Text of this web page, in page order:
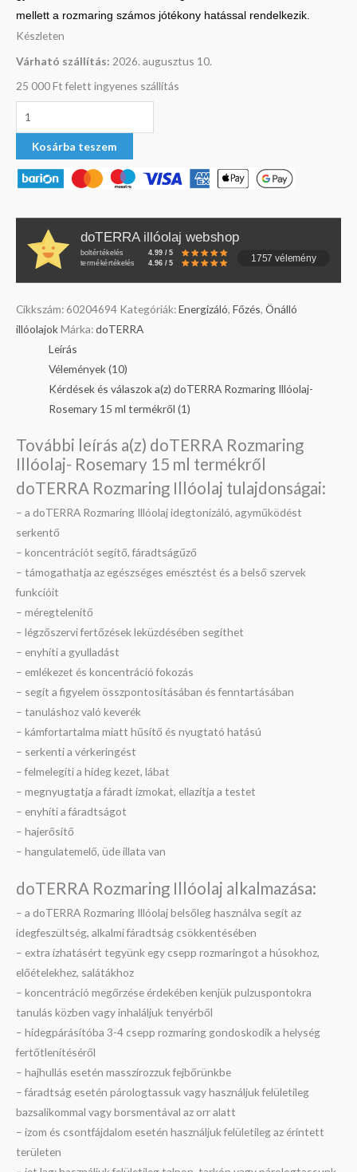
mellett a rozmaring számos jótékony hatással rendelkezik.
Készleten
Várható szállítás: 2026. augusztus 10.
25 000 Ft felett ingyenes szállítás
Kosárba teszem
doTERRA illóolaj webshop
boltértékelés 4.99 / 5
termékértékelés 4.96 / 5 1757 vélemény
Cikkszám: 60204694 Kategóriák:Energizáló, Főzés, Önálló
illóolajokMárka:doTERRA
Leírás
Vélemények (10)
Kérdések és válaszok a(z) doTERRA Rozmaring Illóolaj-
Rosemary 15 ml termékről (1)
További leírás a(z) doTERRA Rozmaring
Illóolaj- Rosemary 15 ml termékről
doTERRA Rozmaring Illóolaj tulajdonságai:
– a doTERRA Rozmaring Illóolaj idegtonizáló, agyműködést
serkentő
– koncentrációt segítő, fáradtságűző
– támogathatja az egészséges emésztést és a belső szervek
funkcióit
– méregtelenítő
– légzőszervi fertőzések leküzdésében segíthet
– enyhíti a gyulladást
– emlékezet és koncentráció fokozás
– segít a figyelem összpontosításában és fenntartásában
– tanuláshoz való keverék
– kámfortartalma miatt hűsítő és nyugtató hatású
– serkenti a vérkeringést
– felmelegíti a hideg kezet, lábat
– megnyugtatja a fáradt izmokat, ellazítja a testet
– enyhíti a fáradtságot
– hajerősítő
– hangulatemelő, üde illata van
doTERRA Rozmaring Illóolaj alkalmazása:
– a doTERRA Rozmaring Illóolaj belsőleg használva segít az
idegfeszültség, alkalmi fáradtság csökkentésében
– extra ízhatásért tegyünk egy csepp rozmaringot a húsokhoz,
előételekhez, salátákhoz
– koncentráció megőrzése érdekében kenjük pulzuspontokra
tanulás közben vagy inhaláljuk tenyérből
– hidegpárásítóba 3-4 csepp rozmaring gondoskodik a helység
fertőtlenítéséről
– hajhullás esetén masszírozzuk fejbőrünkbe
– fáradtság esetén párologtassuk vagy használjuk felületileg
bazsalikommal vagy borsmentával az orr alatt
– izom és csontfájdalom esetén használjuk felületileg az érintett
területen